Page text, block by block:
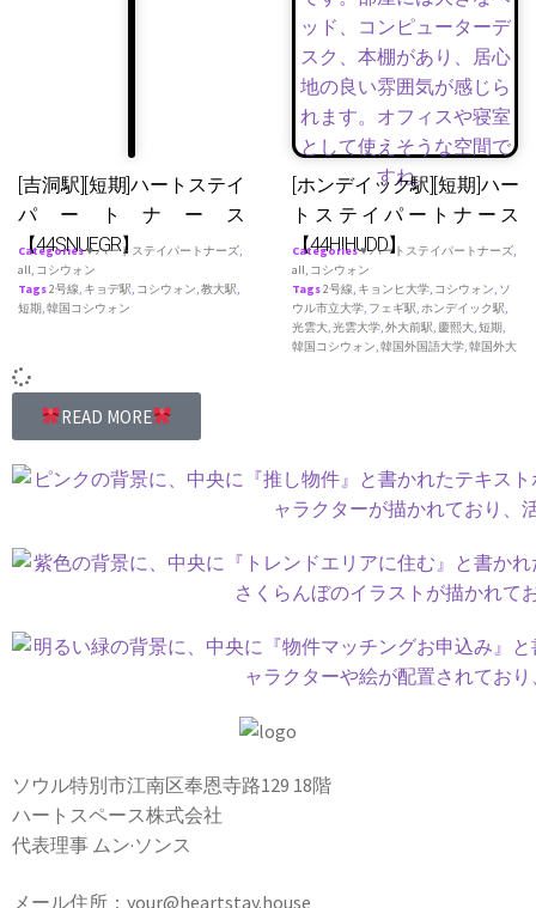
[吉洞駅][短期]ハートステイ
パートナース
【44SNUEGR】
Categories♥ ハートステイパートナーズ,
all, コシウォン
Tags2号線, キョデ駅, コシウォン,教大駅,
短期,韓国コシウォン
[ホンデイック駅][短期]ハー
トステイパートナース
【44HIHUDD】
Categories♥ ハートステイパートナーズ,
all, コシウォン
Tags2号線, キョンヒ大学, コシウォン, ソ
ウル市立大学, フェギ駅,ホンデイック駅,
光雲大,光雲大学,外大前駅, 慶熙大,短期,
韓国コシウォン,韓国外国語大学,韓国外大
READ MORE
ソウル特別市江南区奉恩寺路129 18階
ハートスペース株式会社
代表理事 ムン·ソンス
メール住所：your@heartstay.house